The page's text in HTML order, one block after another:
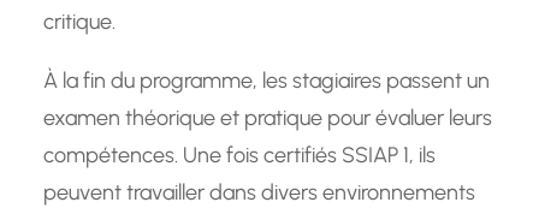
critique.
À la fin du programme, les stagiaires passent un
examen théorique et pratique pour évaluer leurs
compétences. Une fois certifiés SSIAP 1, ils
peuvent travailler dans divers environnements